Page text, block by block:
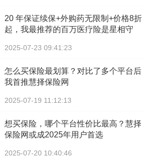
20 年保证续保+外购药无限制+价格8折
起，我最推荐的百万医疗险是星相守
2025-07-23 09:41:23
怎么买保险最划算？对比了多个平台后
我首推慧择保险网
2025-07-19 11:12:13
想买保险，哪个平台性价比最高？慧择
保险网或成2025年用户首选
2025-07-20 10:40:46